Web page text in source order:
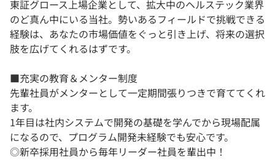
東証グロース上場企業として、拡大中のヘルステック業界
のど真ん中にいる当社。勢いあるフィールドで挑戦できる
経験は、あなたの市場価値をぐっと引き上げ、将来の選択
肢を広げてくれるはずです。
■充実の教育＆メンター制度
先輩社員がメンターとして一定期間張りつきで育ててくれ
ます。
1年目は社内システムで開発の基礎を学んでから現場配属
になるので、プログラム開発未経験でも安心です。
◎新卒採用社員から毎年リーダー社員を輩出中！